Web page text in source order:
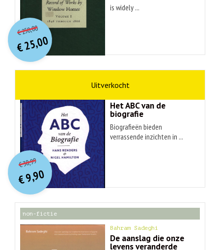
is widely ...
€250,00O
orspr
onkelijke
prijs
was:
€ 250,00.
€25,00
Huidige
prijs
is:
€ 25,00.
Het ABC van de
biografie
Biografieën bieden
verrassende inzichten in ...
€30,99O
orspr
onkelijke
prijs
was:
€ 30,99.
€9,90
Huidige
prijs
is:
€ 9,90.
non-fictie
Bahram Sadeghi
De aanslag die onze
levens veranderde